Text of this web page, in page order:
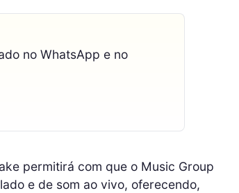
no WhatsApp e no
permitirá com que o Music Group
e de som ao vivo, oferecendo,